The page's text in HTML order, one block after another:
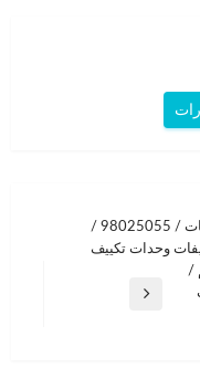
فني تكييف مركزي الشاليهات / 98025055 /
وحدات تكييف
/